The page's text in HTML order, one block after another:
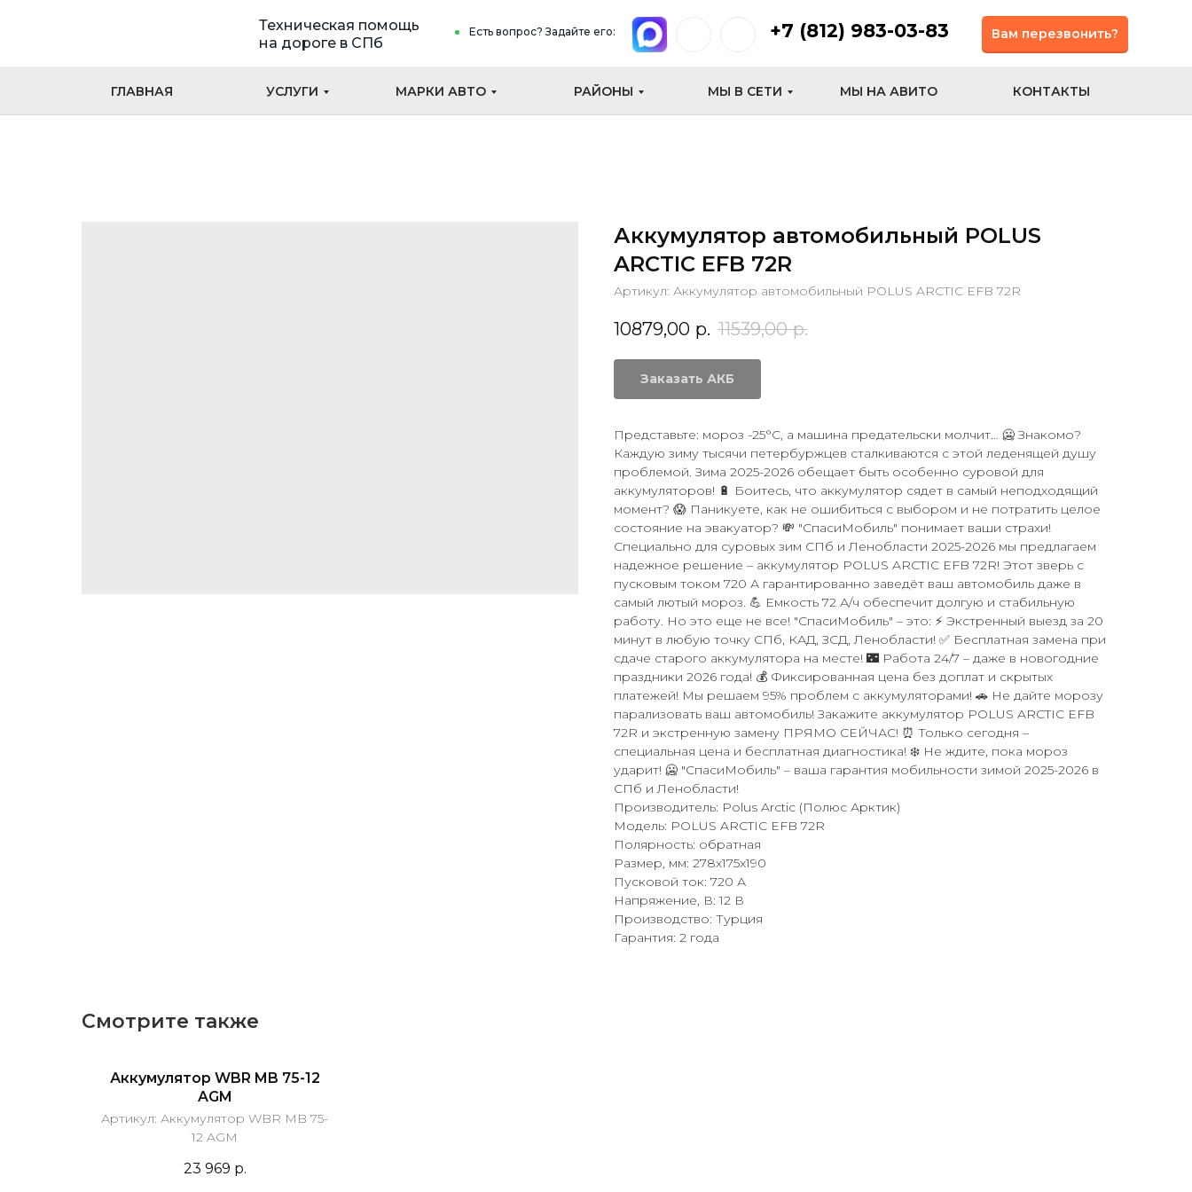
Есть вопрос? Задайте его:
ГЛАВНАЯ
+7 (812) 983-03-83
УСЛУГИ МАРКИ АВТО РАЙОНЫ МЫ В СЕТИ МЫ НА АВИТО КОНТАКТЫ
Вам перезвонить?
Техническая помощь
на дороге в СПб
Аккумулятор автомобильный POLUS
ARCTIC EFB 72R
Артикул: Аккумулятор автомобильный POLUS ARCTIC EFB 72R
10879,00 р. 11539,00 р.
Заказать АКБ
Представьте: мороз -25°C, а машина предательски молчит… 🥶 Знакомо?
Каждую зиму тысячи петербуржцев сталкиваются с этой леденящей душу
проблемой. Зима 2025-2026 обещает быть особенно суровой для
аккумуляторов! 🔋 Боитесь, что аккумулятор сядет в самый неподходящий
момент? 😱 Паникуете, как не ошибиться с выбором и не потратить целое
состояние на эвакуатор? 💸 "СпасиМобиль" понимает ваши страхи!
Специально для суровых зим СПб и Ленобласти 2025-2026 мы предлагаем
надежное решение – аккумулятор POLUS ARCTIC EFB 72R! Этот зверь с
пусковым током 720 А гарантированно заведёт ваш автомобиль даже в
самый лютый мороз. 💪 Емкость 72 А/ч обеспечит долгую и стабильную
работу. Но это еще не все! "СпасиМобиль" – это: ⚡ Экстренный выезд за 20
минут в любую точку СПб, КАД, ЗСД, Ленобласти! ✅ Бесплатная замена при
сдаче старого аккумулятора на месте! 🌃 Работа 24/7 – даже в новогодние
праздники 2026 года! 💰 Фиксированная цена без доплат и скрытых
платежей! Мы решаем 95% проблем с аккумуляторами! 🚗 Не дайте морозу
парализовать ваш автомобиль! Закажите аккумулятор POLUS ARCTIC EFB
72R и экстренную замену ПРЯМО СЕЙЧАС! ⏰ Только сегодня –
специальная цена и бесплатная диагностика! ❄️ Не ждите, пока мороз
ударит! 🥶 "СпасиМобиль" – ваша гарантия мобильности зимой 2025-2026 в
СПб и Ленобласти!
Производитель: Polus Arctic (Полюс Арктик)
Модель: POLUS ARCTIC EFB 72R
Полярность: обратная
Размер, мм: 278x175x190
Пусковой ток: 720 А
Напряжение, В: 12 В
Производство: Турция
Гарантия: 2 года
Смотрите также
Аккумулятор WBR MB 75-12
AGM
Артикул: Аккумулятор WBR MB 75-
12 AGM
23 969 р.